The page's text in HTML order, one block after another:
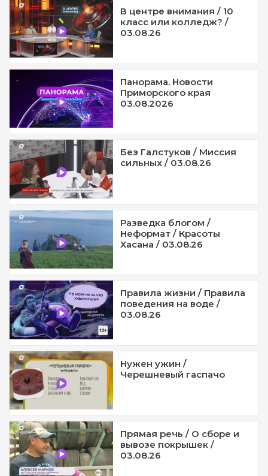
В центре внимания / 10
класс или колледж? /
03.08.26
Панорама. Новости
Приморского края
03.08.2026
Без Галстуков / Миссия
сильных / 03.08.26
Разведка блогом /
Неформат / Красоты
Хасана / 03.08.26
Правила жизни / Правила
поведения на воде /
03.08.26
Нужен ужин /
Черешневый гаспачо
Прямая речь / О сборе и
вывозе покрышек /
03.08.26